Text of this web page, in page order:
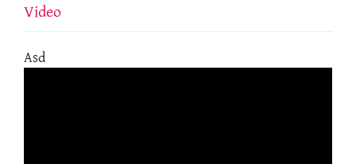
Video
Asd